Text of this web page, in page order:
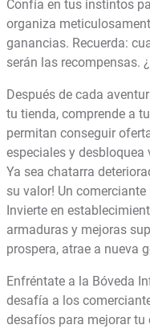
Confía en tus instintos
organiza
ganancias. Recuerda:
serán las recompensas.
Después de cada
tu tienda, comprende a
permitan conseguir
especiales y
Ya sea chatarra
su valor! Un
Invierte en
armaduras y mejoras
prospera, atrae a nueva
Enfréntate a la Bóveda
desafía a los
desafíos para mejorar